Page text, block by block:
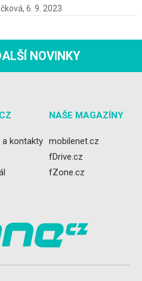
6. 9. 2023
NOVINKY
a kontakty
NAŠE MAGAZÍNY
mobilenet.cz
fDrive.cz
fZone.cz